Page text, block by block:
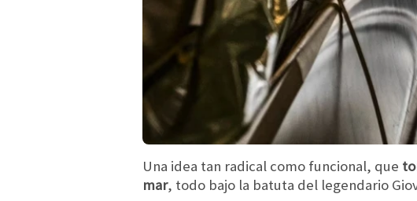
Una idea tan radical como funcional, que
mar, todo bajo la batuta del legendario